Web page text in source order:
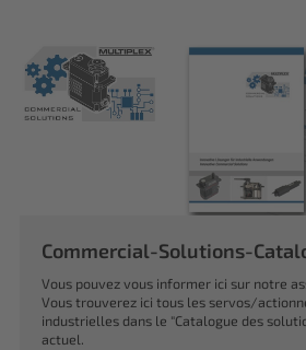
Commercial-Solutions-
Vous pouvez vous informer ici sur notre
Vous trouverez ici tous les servos/
industrielles dans le "Catalogue des
actuel.